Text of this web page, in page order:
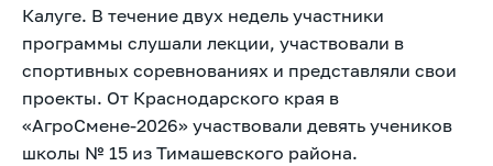
Калуге. В течение двух недель участники
программы слушали лекции, участвовали в
спортивных соревнованиях и представляли свои
проекты. От Краснодарского края в
«АгроСмене-2026» участвовали девять учеников
школы № 15 из Тимашевского района.